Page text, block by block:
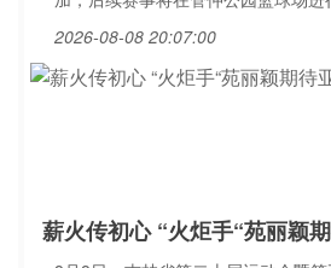
2026-08-08 20:07:00
薪火传初心 “火炬手“苑丽颖